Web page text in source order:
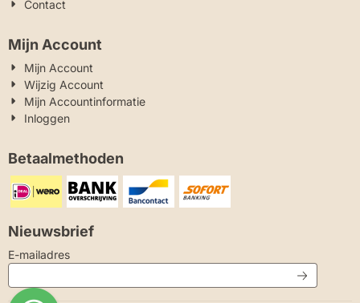
Contact
Mijn Account
Mijn Account
Wijzig Account
Mijn Accountinformatie
Inloggen
Betaalmethoden
Nieuwsbrief
E-mailadresVul je e-mailadres in voor de nieuwsbrief